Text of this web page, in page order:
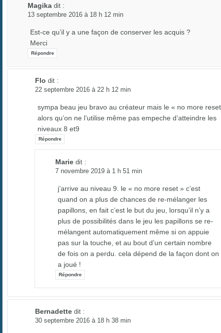
Magika dit :
13 septembre 2016 à 18 h 12 min
Est-ce qu’il y a une façon de conserver les acquis ?
Merci
Répondre
Flo dit :
22 septembre 2016 à 22 h 12 min
sympa beau jeu bravo au créateur mais le « no more
alors qu’on ne l’utilise même pas empeche d’atteindre les
niveaux 8 et9
Répondre
Marie dit :
7 novembre 2019 à 1 h 51 min
j’arrive au niveau 9. le « no more reset » c’est
quand on a plus de chances de re-mélanger les
papillons, en fait c’est le but du jeu, lorsqu’il n’y a
plus de possibilités dans le jeu les papillons se re-
mélangent automatiquement même si on appuie
pas sur la touche, et au bout d’un certain nombre
de fois on a perdu. cela dépend de la façon dont on
a joué !
Répondre
Bernadette dit :
30 septembre 2016 à 18 h 38 min